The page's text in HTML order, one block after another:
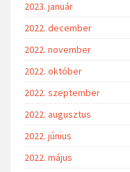
2023. január
2022. december
2022. november
2022. október
2022. szeptember
2022. augusztus
2022. június
2022. május